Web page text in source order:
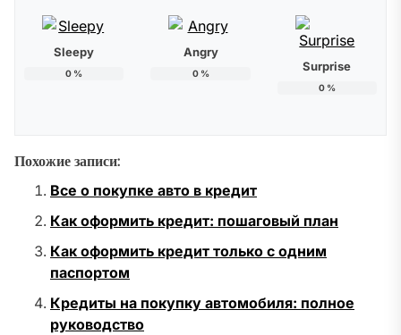
Sleepy
0 %
Angry
0% Surprise
0%
Похожие записи:
Все о покупке авто в кредит
Как оформить кредит: пошаговый план
Как оформить кредит только с одним
паспортом
Кредиты на покупку автомобиля: полное
руководство